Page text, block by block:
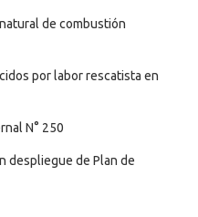
de combustión
por labor rescatista en
N° 250
despliegue de Plan de